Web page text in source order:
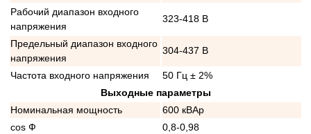
Рабочий диапазон входного
напряжения
323-418 В
Предельный диапазон входного
напряжения
304-437 В
Частота входного напряжения
50 Гц ± 2%
Выходные параметры
Номинальная мощность
600 кВАр
cos Ф
0,8-0,98